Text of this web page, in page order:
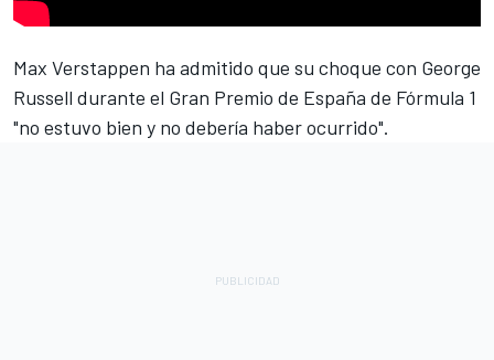
Max Verstappen ha admitido que su choque con George
Russell durante el Gran Premio de España de Fórmula 1
"no estuvo bien y no debería haber ocurrido".